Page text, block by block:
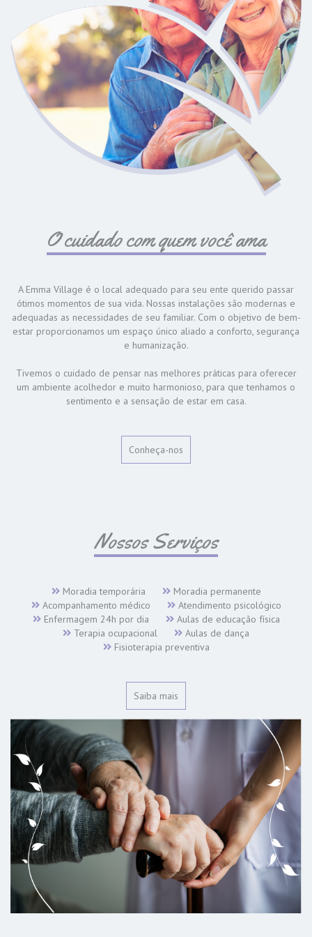
O cuidado com quem você ama
A Emma Village é o local adequado para seu ente querido passar
ótimos momentos de sua vida. Nossas instalações são modernas e
adequadas as necessidades de seu familiar. Com o objetivo de bem-
estar proporcionamos um espaço único aliado a conforto, segurança
e humanização.
Tivemos o cuidado de pensar nas melhores práticas para oferecer
um ambiente acolhedor e muito harmonioso, para que tenhamos o
sentimento e a sensação de estar em casa.
Conheça-nos
Nossos Serviços
Moradia temporária
Moradia permanente
Acompanhamento médico
Atendimento psicológico
Enfermagem 24h por dia
Aulas de educação física
Terapia ocupacional
Aulas de dança
Fisioterapia preventiva
Saiba mais